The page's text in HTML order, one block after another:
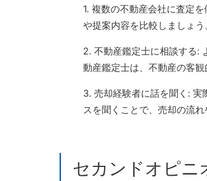
1. 複数の不動産会社に査定
や提案内容を比較しましょう
2. 不動産鑑定士に相談する:
動産鑑定士は、不動産の客観
3. 売却経験者に話を聞く: 実
スを聞くことで、売却の流れ
セカンドオピニ